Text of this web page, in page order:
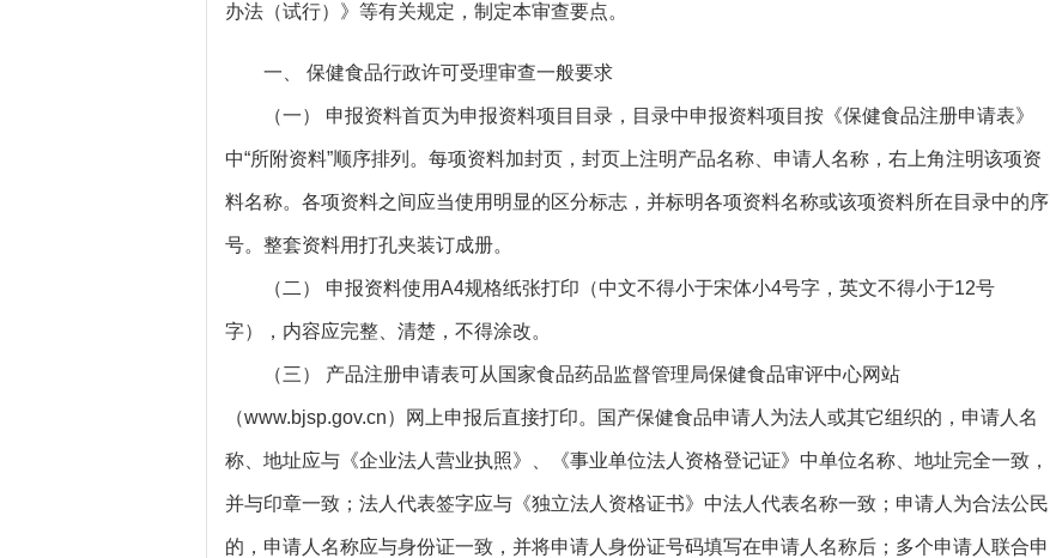
办法（试行）》等有关规定，制定本审查要点。
一、 保健食品行政许可受理审查一般要求
（一） 申报资料首页为申报资料项目目录，目录中申报资料项目按《保健食品注册申请表》
中“所附资料”顺序排列。每项资料加封页，封页上注明产品名称、申请人名称，右上角注明该项资
料名称。各项资料之间应当使用明显的区分标志，并标明各项资料名称或该项资料所在目录中的序
号。整套资料用打孔夹装订成册。
（二） 申报资料使用A4规格纸张打印（中文不得小于宋体小4号字，英文不得小于12号
字），内容应完整、清楚，不得涂改。
（三） 产品注册申请表可从国家食品药品监督管理局保健食品审评中心网站
（www.bjsp.gov.cn）网上申报后直接打印。国产保健食品申请人为法人或其它组织的，申请人名
称、地址应与《企业法人营业执照》、《事业单位法人资格登记证》中单位名称、地址完全一致，
并与印章一致；法人代表签字应与《独立法人资格证书》中法人代表名称一致；申请人为合法公民
的，申请人名称应与身份证一致，并将申请人身份证号码填写在申请人名称后；多个申请人联合申